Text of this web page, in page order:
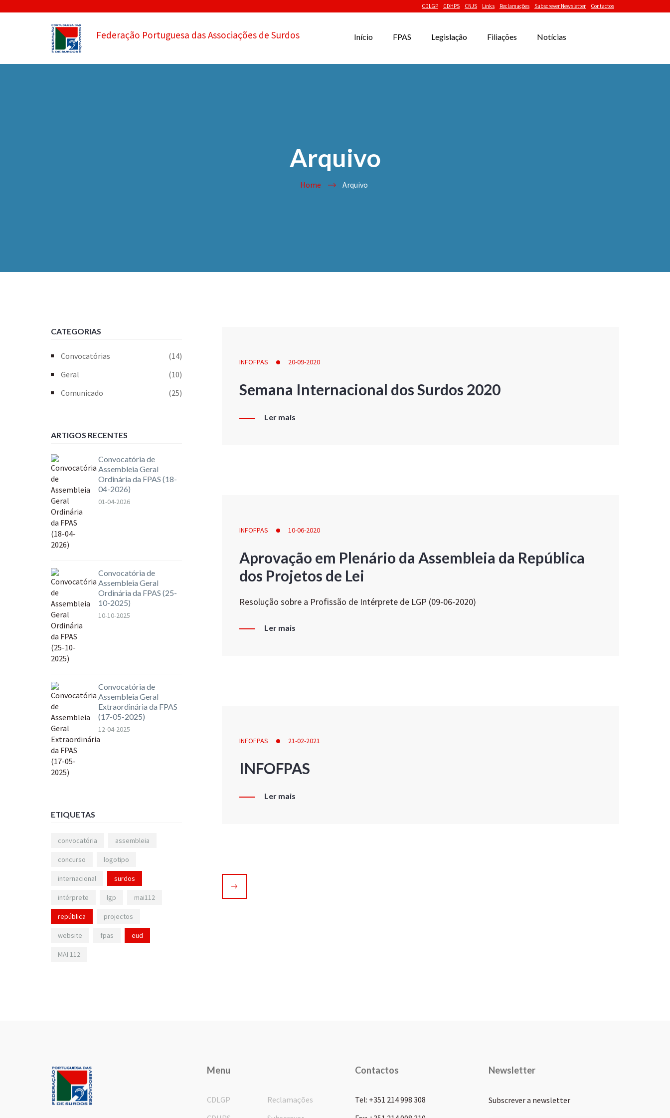
CDLGP CDHPS CNJS Links Reclamações Subscrever Newsletter Contactos
Federação Portuguesa das Associações de Surdos Início FPAS Legislação Filiações Notícias
Arquivo
Home Arquivo
INFOFPAS 20-09-2020
Semana Internacional dos Surdos 2020
Ler mais
INFOFPAS 10-06-2020
Aprovação em Plenário da Assembleia da República
dos Projetos de Lei
Resolução sobre a Profissão de Intérprete de LGP (09-06-2020)
Ler mais
INFOFPAS 21-02-2021
INFOFPAS
Ler mais
CATEGORIAS
Convocatórias
(14)
Geral
(10)
Comunicado
(25)
ARTIGOS RECENTES
Convocatória de
Assembleia Geral
Ordinária da FPAS (18-
04-2026)
01-04-2026
Convocatória de
Assembleia Geral
Ordinária da FPAS (25-
10-2025)
10-10-2025
Convocatória de
Assembleia Geral
Extraordinária da FPAS
(17-05-2025)
12-04-2025
ETIQUETAS
convocatória assembleia
concurso logotipo
internacional surdos
intérprete lgp mai112
república projectos
website fpas eud
MAI 112
Menu
CDLGP
Reclamações
Contactos
Tel: +351 214 998 308
Newsletter
Subscrever a newsletter